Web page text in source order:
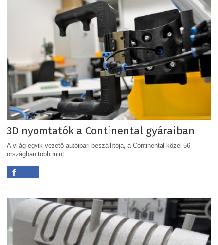
3D nyomtatók a Continental gyáraiban
A világ egyik vezető autóipari beszállítója, a Continental közel 56
országban több mint...